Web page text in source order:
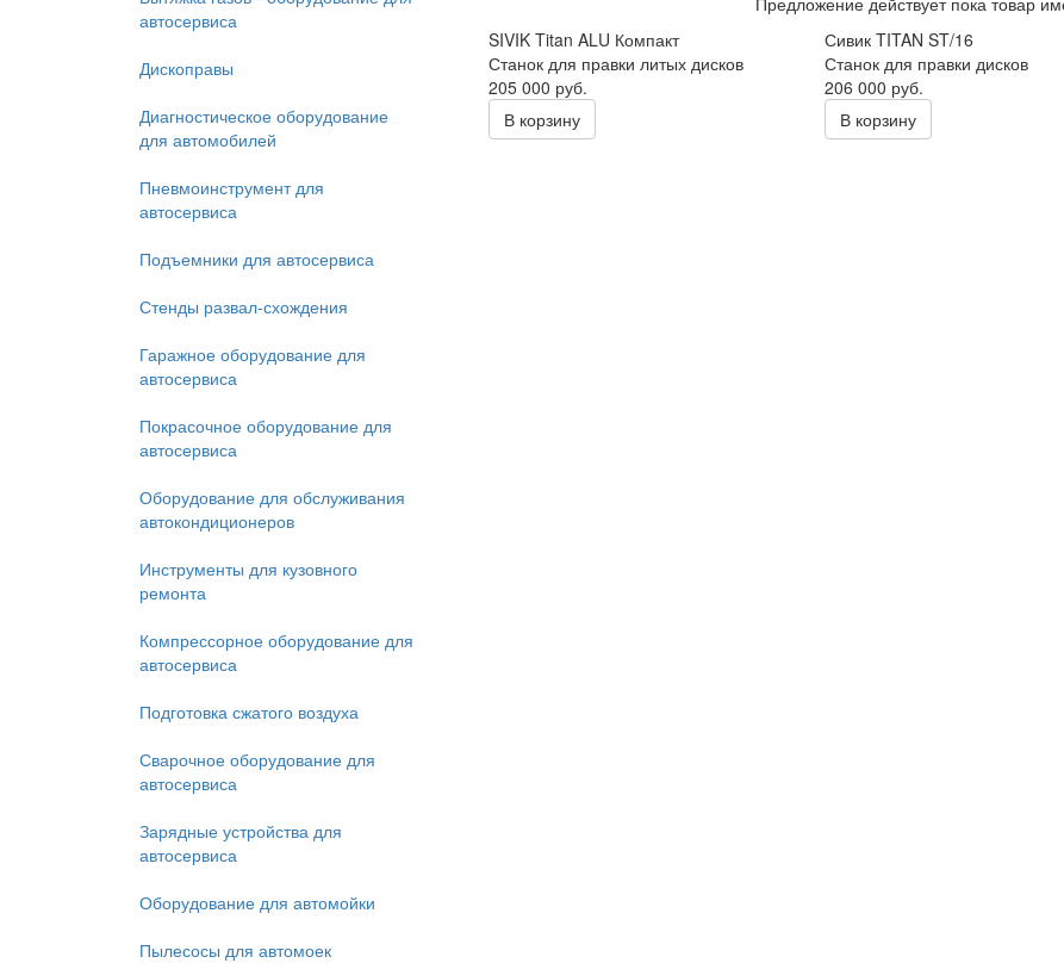
автосервиса
Дископравы
Диагностическое оборудование
для автомобилей
Пневмоинструмент для
автосервиса
Подъемники для автосервиса
Стенды развал-схождения
Гаражное оборудование для
автосервиса
Покрасочное оборудование для
автосервиса
Оборудование для обслуживания
автокондиционеров
Инструменты для кузовного
ремонта
Компрессорное оборудование для
автосервиса
Подготовка сжатого воздуха
Сварочное оборудование для
автосервиса
Зарядные устройства для
автосервиса
Оборудование для автомойки
Пылесосы для автомоек
SIVIK Titan ALU Компакт
Станок для правки литых дисков
205 000 руб.
В корзину
Сивик TITAN ST/16
Станок для правки дисков
206 000 руб.
В корзину